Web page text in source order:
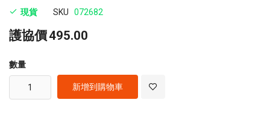
現貨 SKU 072682
護協價495.00
數量
新增到購物車